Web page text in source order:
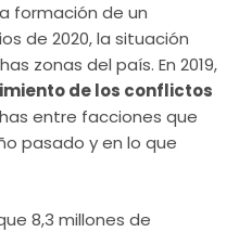
formación de un
de 2020, la situación
zonas del país. En 2019,
de los conflictos
entre facciones que
pasado y en lo que
8,3 millones de